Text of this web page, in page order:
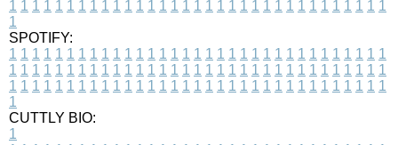
1 1 1 1 1 1 1 1 1 1 1 1 1 1 1 1 1 1 1 1 1 1 1 1 1 1 1 1 1 1 1 1 1
1
SPOTIFY:
1 1 1 1 1 1 1 1 1 1 1 1 1 1 1 1 1 1 1 1 1 1 1 1 1 1 1 1 1 1 1 1 1
1 1 1 1 1 1 1 1 1 1 1 1 1 1 1 1 1 1 1 1 1 1 1 1 1 1 1 1 1 1 1 1 1
1 1 1 1 1 1 1 1 1 1 1 1 1 1 1 1 1 1 1 1 1 1 1 1 1 1 1 1 1 1 1 1 1
1
CUTTLY BIO:
1